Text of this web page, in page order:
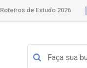
Roteiros de Estudo 2026